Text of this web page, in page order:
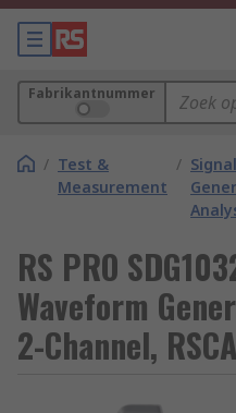
Fabrikantnummer
/ Test &
Measurement
/ Signal
RS PRO
Waveform
2-Channel,